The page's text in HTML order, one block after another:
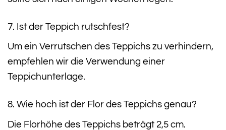
7. Ist der Teppich rutschfest?
Um ein Verrutschen des Teppichs zu verhindern,
empfehlen wir die Verwendung einer
Teppichunterlage.
8. Wie hoch ist der Flor des Teppichs genau?
Die Florhöhe des Teppichs beträgt 2,5 cm.